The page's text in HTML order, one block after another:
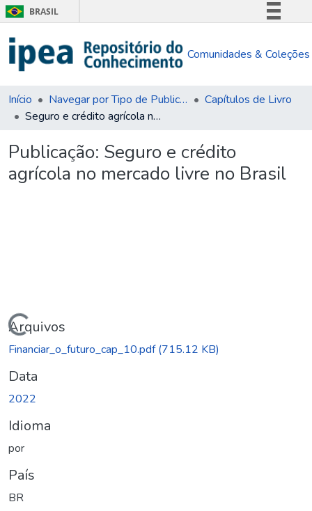
BRASIL
Comunica BR
Acesso à informação
Comunidades & Coleções
Início Navegar por Tipo de Publicação
Capítulos de Livro
Seguro e crédito agrícola no mercado livre no Brasil
Publicação: Seguro e crédito
agrícola no mercado livre no Brasil
Carregando...
Arquivos
Financiar_o_futuro_cap_10.pdf(715.12 KB)
Data
2022
Idioma
por
País
BR